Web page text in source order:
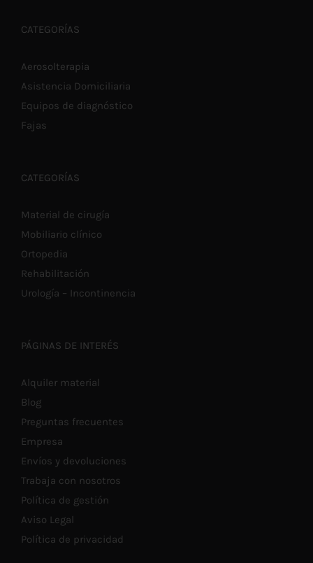
CATEGORÍAS
Aerosolterapia
Asistencia Domiciliaria
Equipos de diagnóstico
Fajas
CATEGORÍAS
Material de cirugía
Mobiliario clínico
Ortopedia
Rehabilitación
Urología – Incontinencia
PÁGINAS DE INTERÉS
Alquiler material
Blog
Preguntas frecuentes
Empresa
Envíos y devoluciones
Trabaja con nosotros
Política de gestión
Aviso Legal
Política de privacidad